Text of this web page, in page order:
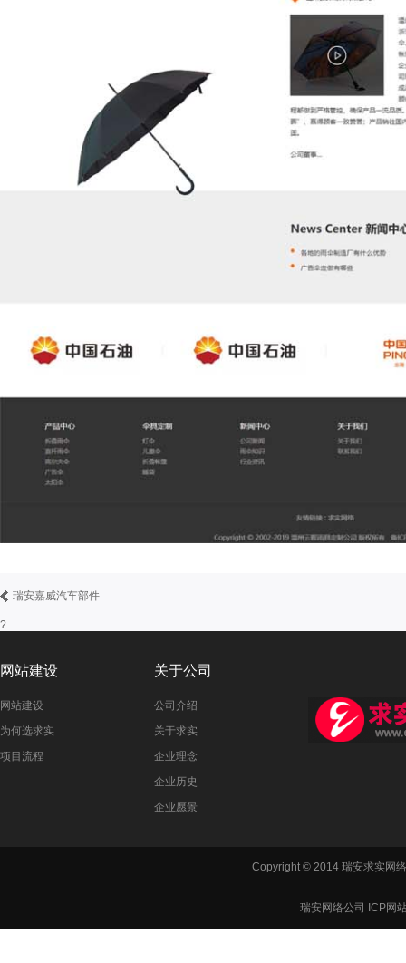
瑞安嘉威汽车部件
?
网站建设
网站建设
为何选求实
项目流程
关于公司
公司介绍
关于求实
企业理念
企业历史
企业愿景
Copyright © 2014 瑞安求实网
瑞安网络公司 ICP网